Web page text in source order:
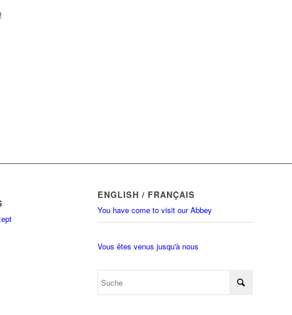
ENGLISH / FRANÇAIS
You have come to visit our Abbey
Vous êtes venus jusqu'à nous